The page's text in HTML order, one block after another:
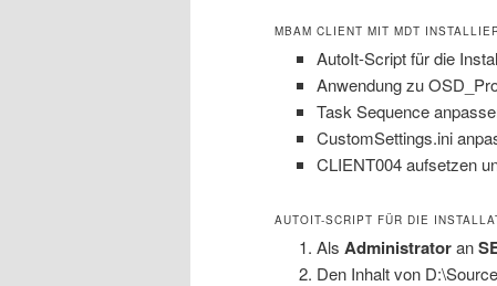
MBAM CLIENT MIT MDT
AutoIt-Script für die
Anwendung zu
Task Sequence
CustomSettings.ini
CLIENT004 aufsetzen
AUTOIT-SCRIPT FÜR DIE
Als Administratoran
Den Inhalt von